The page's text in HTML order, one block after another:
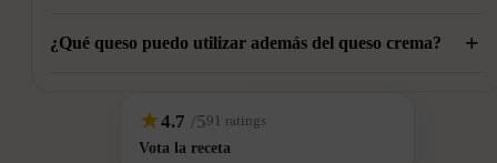
hierbas aromáticas.
Sí. De hecho, estos rollitos suelen servirse fríos o ligeramente
¿Qué queso puedo utilizar además del queso crema? +
suave o una mezcla de quesos cremosos para obtener
★4.7 /591 ratings
Vota la receta